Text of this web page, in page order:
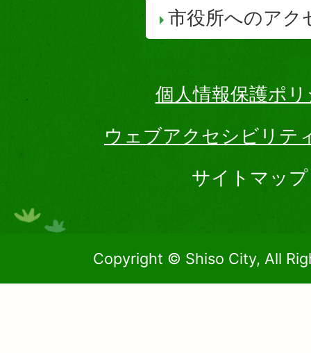
市役所へのアク
個人情報保護ポ
ウェブアクセシビリテ
サイトマップ
Copyright © Shiso City, All